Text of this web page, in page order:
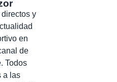
y
en
de
Todos
a las